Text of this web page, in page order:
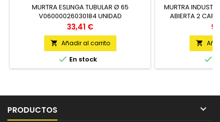
MURTRA ESLINGA TUBULAR Ø 65
V06000026030184 UNIDAD
Precio
33,41 €
 Añadir al carrito
 En stock
MURTRA
ABIERTA 2


PRODUCTOS 